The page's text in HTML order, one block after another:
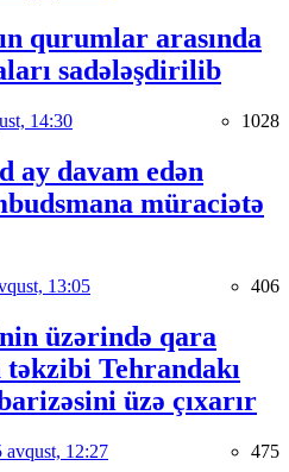
qurumlar arasında
sadələşdirilib
14:30 1028
ay davam edən
müraciətə
13:05 406
üzərində qara
Tehrandakı
üzə çıxarır
avqust, 12:27 475